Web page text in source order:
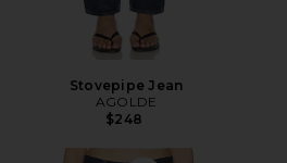
Stovepipe Jean
AGOLDE
$248